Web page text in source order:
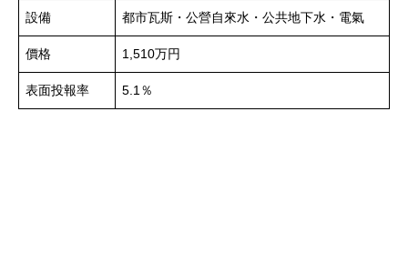
設備 都市瓦斯・公營自來水・公共地下水・電氣
價格 1,510万円
表面投報率 5.1％